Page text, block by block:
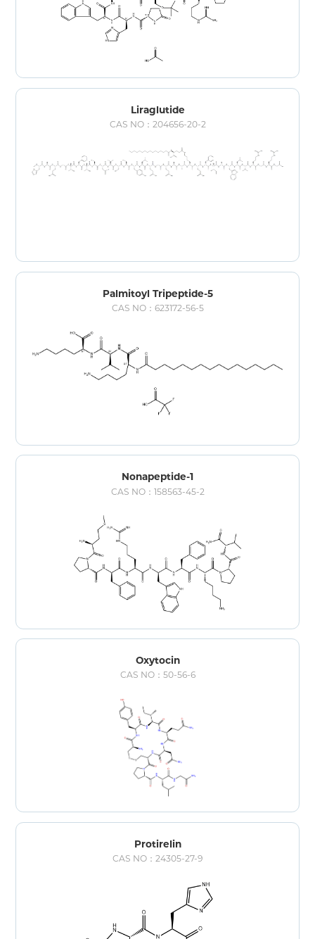
Liraglutide
CAS NO：204656-20-2
Palmitoyl Tripeptide-5
CAS NO：623172-56-5
Nonapeptide-1
CAS NO：158563-45-2
Oxytocin
CAS NO：50-56-6
Protirelin
CAS NO：24305-27-9